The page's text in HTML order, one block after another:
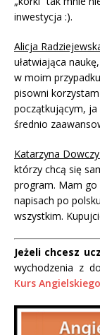
inwestycja :).
Alicja
ułatwiająca
w moim
pisowni
początkującym, ja
średnio
Katarzyna
którzy chcą się
program. Mam go
napisach po
wszystkim.
Jeżeli chcesz
wychodzenia z
Kurs